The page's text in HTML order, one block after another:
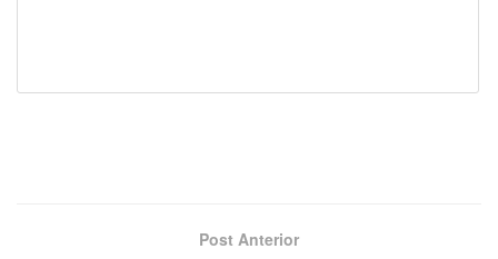
Post Anterior